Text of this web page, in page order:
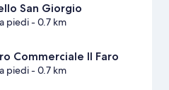
San Giorgio
piedi- 0.7 km
Commerciale Il Faro
piedi- 0.7 km